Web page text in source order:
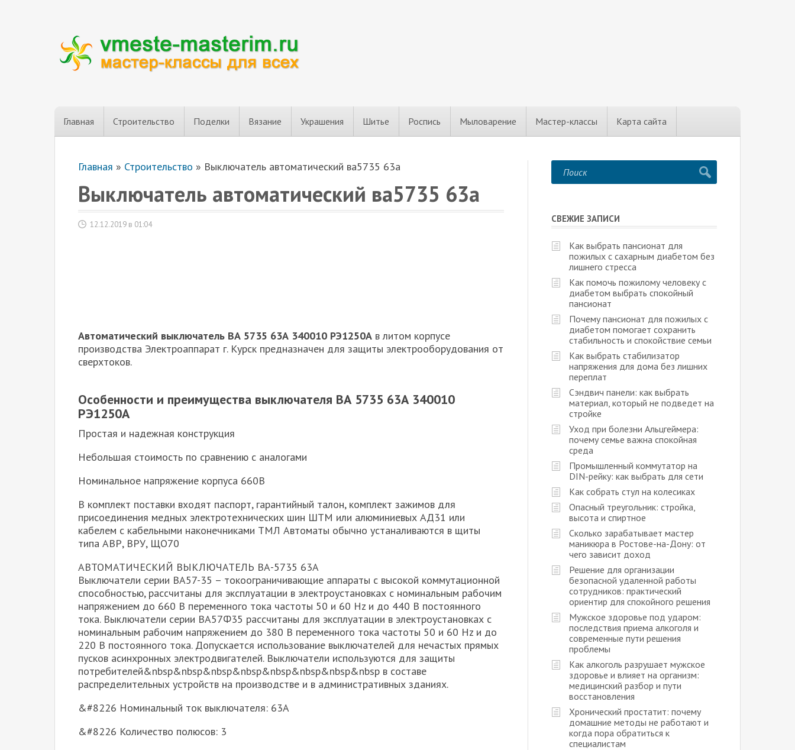
Главная Строительство Поделки Вязание Украшения Шитье Роспись Мыловарение Мастер-классы Карта сайта
Главная » Строительство » Выключатель автоматический ва5735 63а
Выключатель автоматический ва5735 63а
12.12.2019 в 01:04
Автоматический выключатель ВА 5735 63А 340010 РЭ1250А в литом корпусе
производства Электроаппарат г. Курск предназначен для защиты электрооборудования от
сверхтоков.
Особенности и преимущества выключателя ВА 5735 63А 340010
РЭ1250А
Простая и надежная конструкция
Небольшая стоимость по сравнению с аналогами
Номинальное напряжение корпуса 660В
В комплект поставки входят паспорт, гарантийный талон, комплект зажимов для
присоединения медных электротехнических шин ШТМ или алюминиевых АД31 или
кабелем с кабельными наконечниками ТМЛ Автоматы обычно устаналиваются в щиты
типа АВР, ВРУ, ЩО70
АВТОМАТИЧЕСКИЙ ВЫКЛЮЧАТЕЛЬ ВА-5735 63А
Выключатели серии ВА57-35 – токоограничивающие аппараты с высокой коммутационной
способностью, рассчитаны для эксплуатации в электроустановках с номинальным рабочим
напряжением до 660 В переменного тока частоты 50 и 60 Hz и до 440 В постоянного
тока. Выключатели серии ВА57Ф35 рассчитаны для эксплуатации в электроустановках с
номинальным рабочим напряжением до 380 В переменного тока частоты 50 и 60 Hz и до
220 В постоянного тока. Допускается использование выключателей для нечастых прямых
пусков асинхронных электродвигателей. Выключатели используются для защиты
потребителей&nbsp&nbsp&nbsp&nbsp&nbsp&nbsp&nbsp&nbsp в составе
распределительных устройств на производстве и в административных зданиях.
&#8226 Номинальный ток выключателя: 63А
&#8226 Количество полюсов: 3
СВЕЖИЕ ЗАПИСИ
Как выбрать пансионат для
пожилых с сахарным диабетом без
лишнего стресса
Как помочь пожилому человеку с
диабетом выбрать спокойный
пансионат
Почему пансионат для пожилых с
диабетом помогает сохранить
стабильность и спокойствие семьи
Как выбрать стабилизатор
напряжения для дома без лишних
переплат
Сэндвич панели: как выбрать
материал, который не подведет на
стройке
Уход при болезни Альцгеймера:
почему семье важна спокойная
среда
Промышленный коммутатор на
DIN-рейку: как выбрать для сети
Как собрать стул на колесиках
Опасный треугольник: стройка,
высота и спиртное
Сколько зарабатывает мастер
маникюра в Ростове-на-Дону: от
чего зависит доход
Решение для организации
безопасной удаленной работы
сотрудников: практический
ориентир для спокойного решения
Мужское здоровье под ударом:
последствия приема алкоголя и
современные пути решения
проблемы
Как алкоголь разрушает мужское
здоровье и влияет на организм:
медицинский разбор и пути
восстановления
Хронический простатит: почему
домашние методы не работают и
когда пора обратиться к
специалистам